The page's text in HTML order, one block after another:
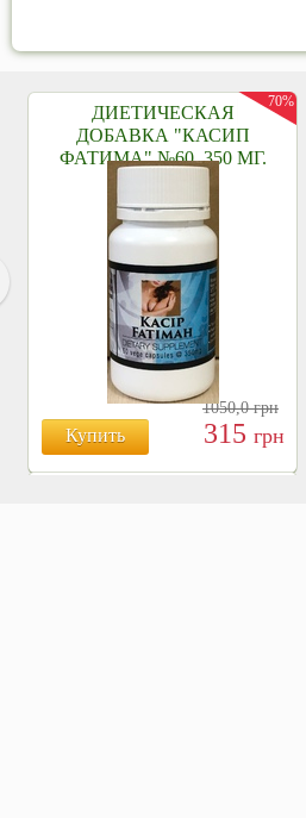
ДИЕТИЧЕСКАЯ
ДОБАВКА "КАСИП
ФАТИМА" №60, 350 МГ.
Купить
1050,0грн
315 грн
70%